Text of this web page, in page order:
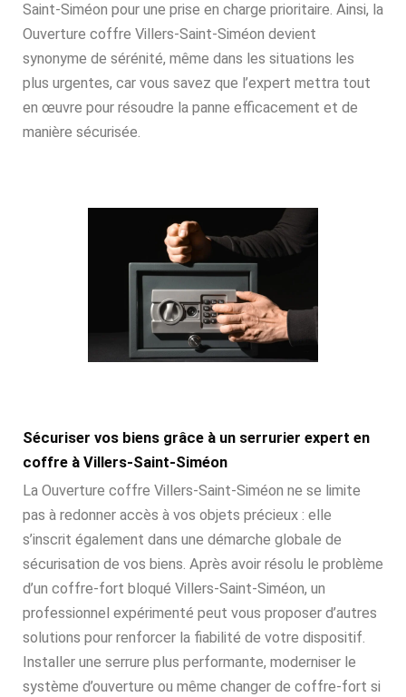
Saint-Siméon pour une prise en charge prioritaire. Ainsi, la
Ouverture coffre Villers-Saint-Siméon devient
synonyme de sérénité, même dans les situations les
plus urgentes, car vous savez que l’expert mettra tout
en œuvre pour résoudre la panne efficacement et de
manière sécurisée.
Sécuriser vos biens grâce à un serrurier expert en
coffre à Villers-Saint-Siméon
La Ouverture coffre Villers-Saint-Siméon ne se limite
pas à redonner accès à vos objets précieux : elle
s’inscrit également dans une démarche globale de
sécurisation de vos biens. Après avoir résolu le problème
d’un coffre-fort bloqué Villers-Saint-Siméon, un
professionnel expérimenté peut vous proposer d’autres
solutions pour renforcer la fiabilité de votre dispositif.
Installer une serrure plus performante, moderniser le
système d’ouverture ou même changer de coffre-fort si